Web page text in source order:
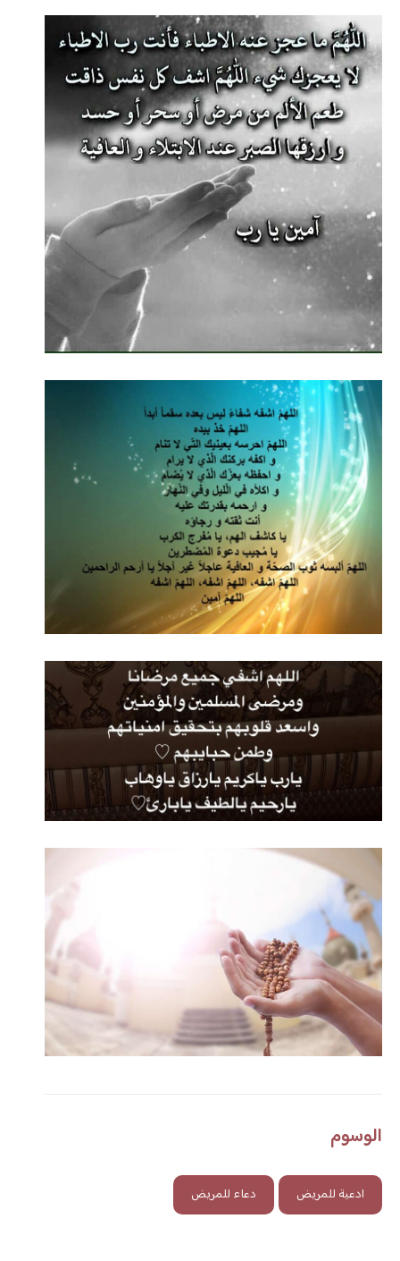
الوسوم
ادعية للمريض دعاء للمريض